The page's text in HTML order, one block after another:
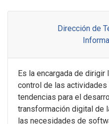
Dirección de
Es la encargada de dirigir
control de las
tendencias para el
transformación digital de
las necesidades de